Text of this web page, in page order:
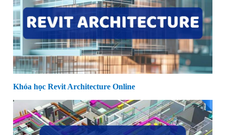
Khóa học Revit Architecture Online